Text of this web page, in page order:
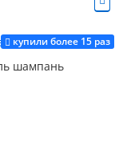
купили более 15 раз
шампань